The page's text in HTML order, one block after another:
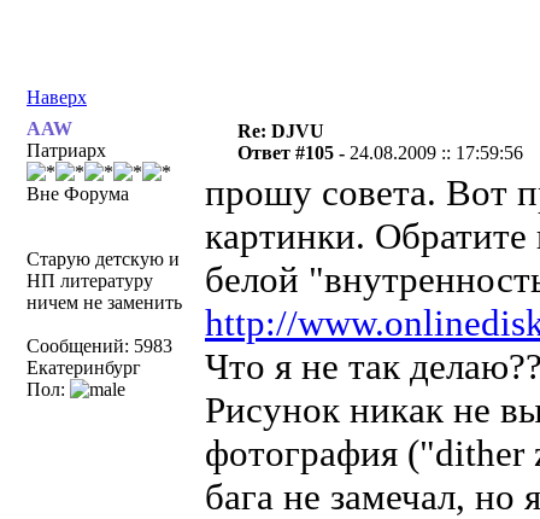
Наверх
AAW
Патриарх
Вне Форума
Старую детскую и
НП литературу
ничем не заменить
Сообщений: 5983
Екатеринбург
Пол:
Re: DJVU
Ответ #105 - 24.08.2009 :: 17:59:56
прошу совета. Вот
картинки.
белой
http://
Что я не так
Рисунок никак не
фотография ("dither
бага не замечал, но